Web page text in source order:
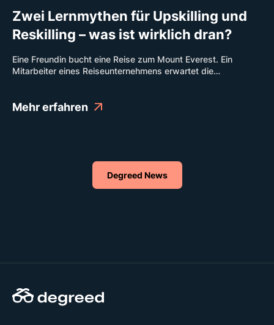
Zwei Lernmythen für Upskilling und
Reskilling – was ist wirklich dran?
Eine Freundin bucht eine Reise zum Mount Everest. Ein
Mitarbeiter eines Reiseunternehmens erwartet die
wahrscheinlich kein Selfie vom Hillary Step posten.
Mehr erfahren
Degreed News